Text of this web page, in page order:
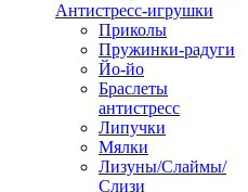
Антистресс-игрушки
Приколы
Пружинки-радуги
Йо-йо
Браслеты
антистресс
Липучки
Мялки
Лизуны/Слаймы/
Слизи